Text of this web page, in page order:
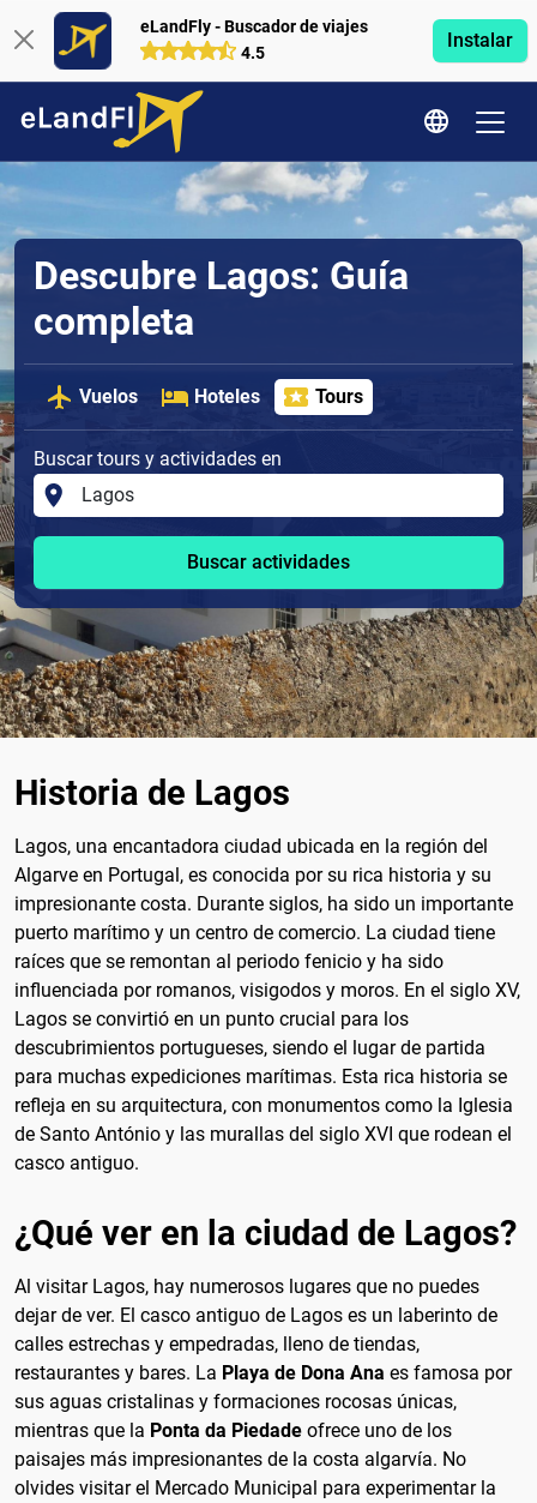
eLandFly - Buscador de viajes
4.5
Instalar
Descubre Lagos: Guía
completa
Vuelos Hoteles Tours
Buscar tours y actividades en
Buscar actividades
Historia de Lagos
Lagos, una encantadora ciudad ubicada en la región del
Algarve en Portugal, es conocida por su rica historia y su
impresionante costa. Durante siglos, ha sido un importante
puerto marítimo y un centro de comercio. La ciudad tiene
raíces que se remontan al periodo fenicio y ha sido
influenciada por romanos, visigodos y moros. En el siglo XV,
Lagos se convirtió en un punto crucial para los
descubrimientos portugueses, siendo el lugar de partida
para muchas expediciones marítimas. Esta rica historia se
refleja en su arquitectura, con monumentos como la Iglesia
de Santo António y las murallas del siglo XVI que rodean el
casco antiguo.
¿Qué ver en la ciudad de Lagos?
Al visitar Lagos, hay numerosos lugares que no puedes
dejar de ver. El casco antiguo de Lagos es un laberinto de
calles estrechas y empedradas, lleno de tiendas,
restaurantes y bares. La Playa de Dona Ana es famosa por
sus aguas cristalinas y formaciones rocosas únicas,
mientras que la Ponta da Piedade ofrece uno de los
paisajes más impresionantes de la costa algarvía. No
olvides visitar el Mercado Municipal para experimentar la